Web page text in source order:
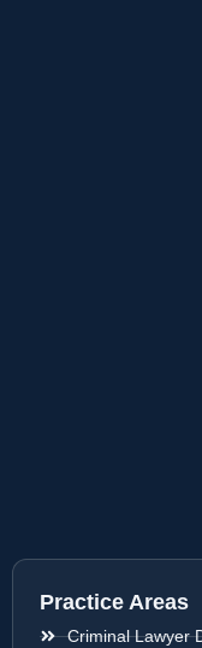
Practice Areas
Criminal Lawyer